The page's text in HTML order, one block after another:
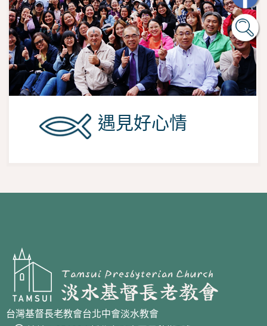
遇見好心情
台灣基督長老教會台北中會淡水教會